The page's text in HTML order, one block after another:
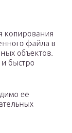
копирования
файла в
объектов.
быстро
ее